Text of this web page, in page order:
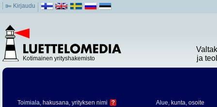
Kirjaudu
Kotimainen yrityshakemisto
ja
Toimiala, hakusana, yrityksen nimi ? Alue, kunta, osoite